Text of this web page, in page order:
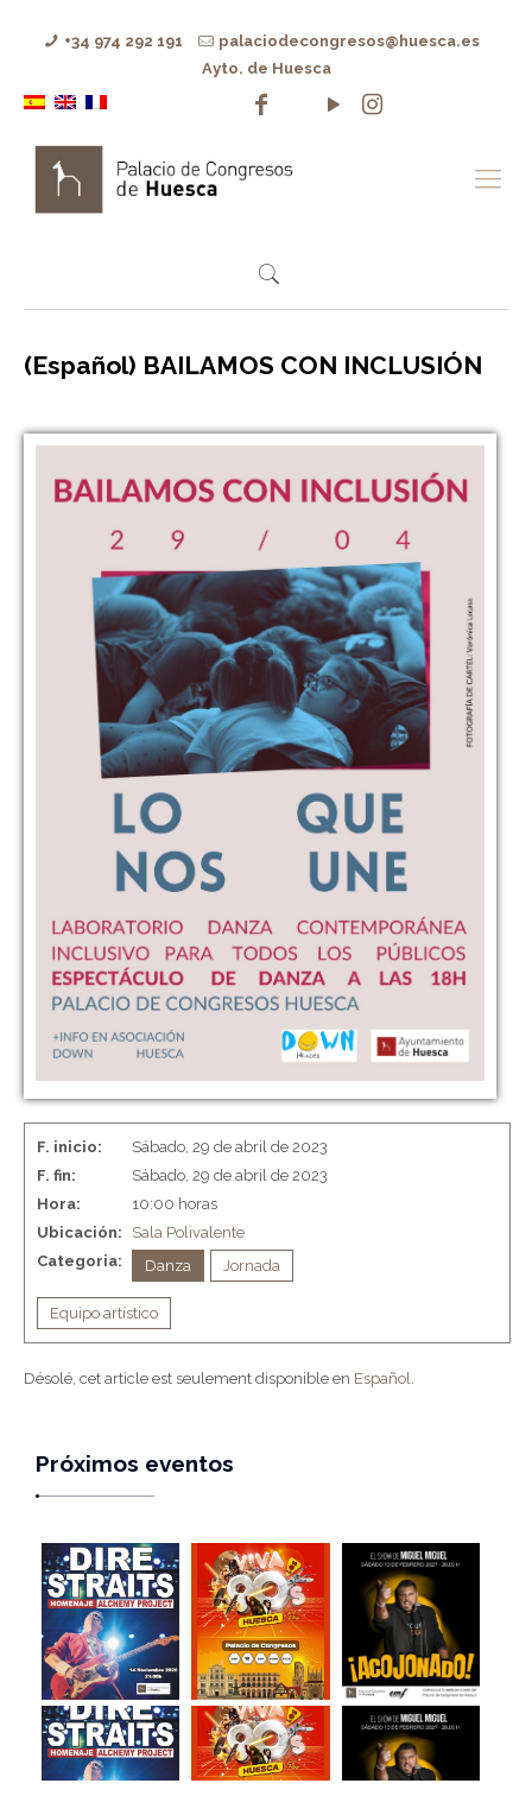
+34 974 292 191
palaciodecongresos@huesca.es
Ayto. de Huesca
(Español) BAILAMOS CON INCLUSIÓN
F. inicio:
Sábado, 29 de abril de 2023
F. fin:
Sábado, 29 de abril de 2023
Hora:
10:00 horas
Ubicación:
Sala Polivalente
Categoria:
Danza Jornada
Equipo artístico
Désolé, cet article est seulement disponible en Español
Próximos eventos